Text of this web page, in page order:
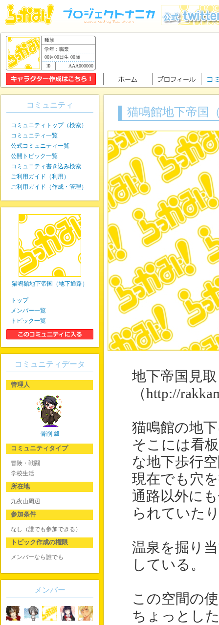
種族
学年：職業
00月00日生 00歳
AAA000000
猫鳴館地下帝国
地下帝国見
（http://
猫鳴館の地
そこには看
な地下歩行
現在でも穴
通路以外に
られていた
温泉を掘り
している。
この空間の
ちょっとし
コミュニティ
コミュニティトップ（検索）
コミュニティ一覧
公式コミュニティ一覧
公開トピック一覧
コミュニティ書き込み検索
ご利用ガイド（利用）
ご利用ガイド（作成・管理）
猫鳴館地下帝国（地下通路）
トップ
メンバー一覧
トピック一覧
コミュニティデータ
管理人
骨削 瓢
コミュニティタイプ
冒険・戦闘
学校生活
所在地
九夜山周辺
参加条件
なし（誰でも参加できる）
トピック作成の権限
メンバーなら誰でも
メンバー